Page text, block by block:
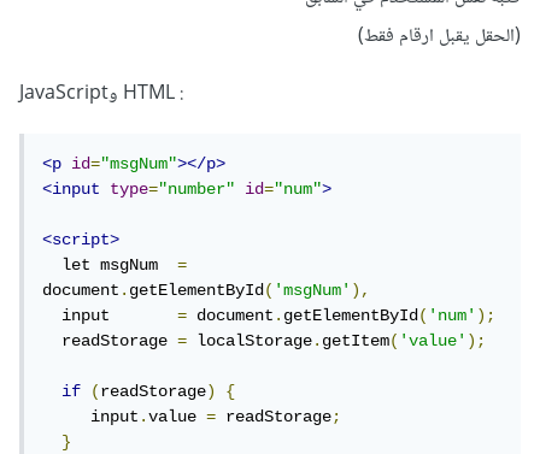
(الحقل يقبل ارقام فقط)
: HTML وJavaScript
<p id="msgNum"></p>
<input
type="number" id="num">
<script>
  let msgNum
=
document.getElementById('msgNum'),
  input
= document.getElementById('num');
  readStorage
= localStorage.getItem('value');
if (readStorage)
{
     input
.value = readStorage;
}